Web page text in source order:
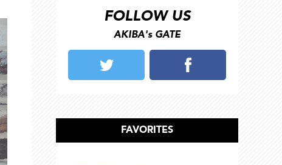
FOLLOW US
AKIBA's GATE
FAVORITES